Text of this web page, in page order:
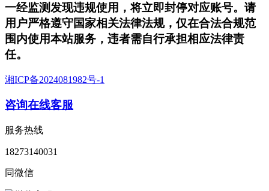
一经监测发现违规使用，将立即封停对应账号。请
用户严格遵守国家相关法律法规，仅在合法合规范
围内使用本站服务，违者需自行承担相应法律责
任。
湘ICP备2024081982号-1
咨询在线客服
服务热线
18273140031
同微信